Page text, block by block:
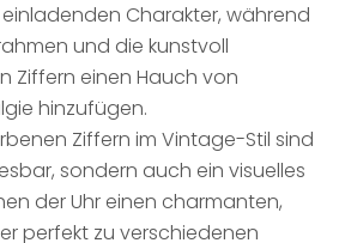
Charakter, während
und die kunstvoll
Ziffern einen Hauch von
hinzufügen.
Ziffern im Vintage-Stil sind
sondern auch ein visuelles
der Uhr einen charmanten,
perfekt zu verschiedenen